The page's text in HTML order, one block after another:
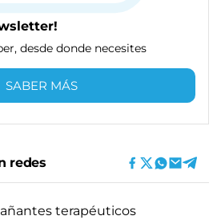
desde donde necesites
SABER MÁS
redes
terapéuticos